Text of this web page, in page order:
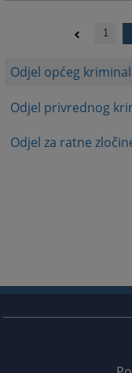
Odjel općeg
Odjel privrednog
Odjel za ratne
1